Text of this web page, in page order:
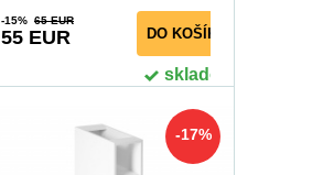
Rozmery ŠxV: 44,6x57 cm
Hrúbka materiálu: 15 mm
-15% 65 EUR
55 EUR DO KOŠÍKA
skladom
-17%